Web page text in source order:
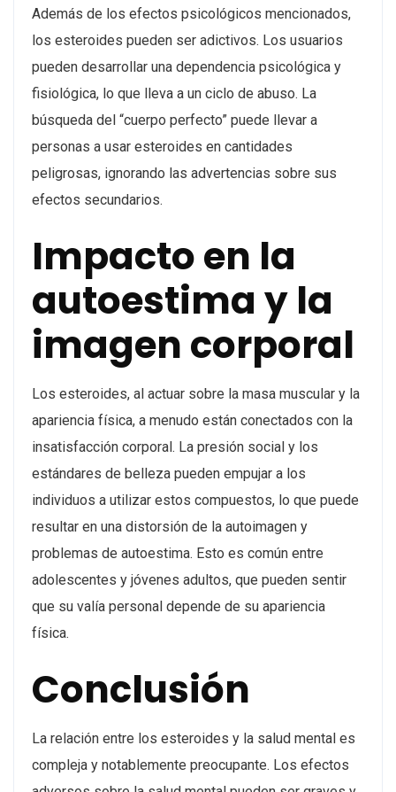
Además de los efectos psicológicos mencionados,
los esteroides pueden ser adictivos. Los usuarios
pueden desarrollar una dependencia psicológica y
fisiológica, lo que lleva a un ciclo de abuso. La
búsqueda del “cuerpo perfecto” puede llevar a
personas a usar esteroides en cantidades
peligrosas, ignorando las advertencias sobre sus
efectos secundarios.
Impacto en la
autoestima y la
imagen corporal
Los esteroides, al actuar sobre la masa muscular y la
apariencia física, a menudo están conectados con la
insatisfacción corporal. La presión social y los
estándares de belleza pueden empujar a los
individuos a utilizar estos compuestos, lo que puede
resultar en una distorsión de la autoimagen y
problemas de autoestima. Esto es común entre
adolescentes y jóvenes adultos, que pueden sentir
que su valía personal depende de su apariencia
física.
Conclusión
La relación entre los esteroides y la salud mental es
compleja y notablemente preocupante. Los efectos